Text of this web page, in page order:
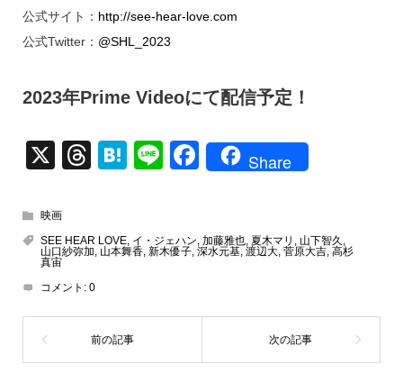
公式サイト： http://see-hear-love.com
公式Twitter： @SHL_2023
2023年Prime Videoにて配信予定！
X T
a
s
H
n
Li F
e
o
k
Share
映画
SEE HEAR LOVE, イ・ジェハン 加藤雅也, 夏木マリ 山下智久
山口紗弥加 山本舞香, 新木優子, 深水元基, 渡辺大, 菅原大吉, 高杉
真宙
コメント: 0